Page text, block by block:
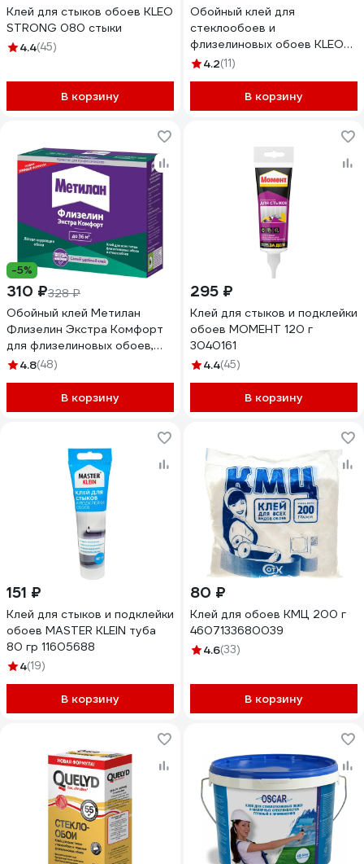
Клей для стыков обоев KLEO
STRONG 080 стыки
4.4(45)
В корзину
Обойный клей для
стеклообоев и
флизелиновых обоев KLEO
сыпучий 070 ULTRA 50
4.2(11)
В корзину
-5%
310 ₽328 ₽
Обойный клей Метилан
Флизелин Экстра Комфорт
для флизелиновых обоев,
200 гр 3000295
4.8(48)
В корзину
295 ₽
Клей для стыков и подклейки
обоев МОМЕНТ 120 г
3040161
4.4(45)
В корзину
151 ₽
Клей для стыков и подклейки
обоев MASTER KLEIN туба
80 гр 11605688
4(19)
В корзину
80 ₽
Клей для обоев КМЦ 200 г
4607133680039
4.6(33)
В корзину